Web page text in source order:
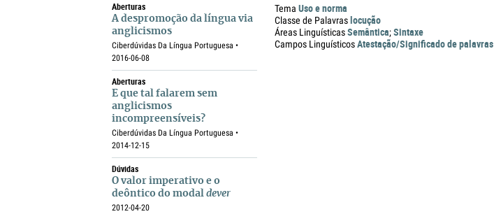
Aberturas
A despromoção da língua via
anglicismos
Ciberdúvidas Da Língua Portuguesa •
2016-06-08
Aberturas
E que tal falarem sem
anglicismos
incompreensíveis?
Ciberdúvidas Da Língua Portuguesa •
2014-12-15
Dúvidas
O valor imperativo e o
deôntico do modal dever
2012-04-20
Tema Uso e norma
Classe de Palavraslocução
Áreas LinguísticasSemântica;Sintaxe
Campos LinguísticosAtestação/Significado de palavras